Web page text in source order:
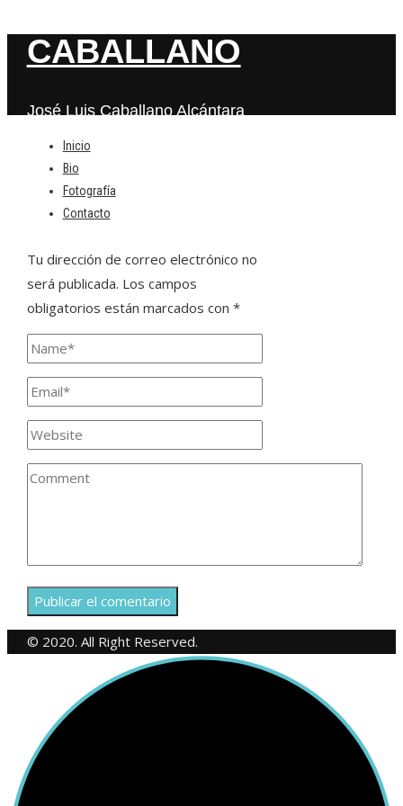
CABALLANO
José Luis Caballano Alcántara
Inicio
Bio
Fotografía
Contacto
Deja una respuesta
Tu dirección de correo electrónico no
será publicada. Los campos
obligatorios están marcados con *
© 2020. All Right Reserved.